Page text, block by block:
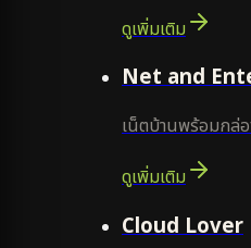
ดูเพิ่มเติม
Net and
เน็ตบ้านพร้อมกล่
ดูเพิ่มเติม
Cloud Lover